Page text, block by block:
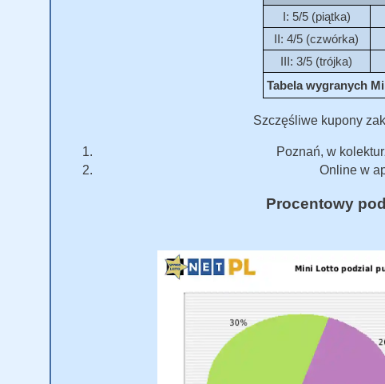
I: 5/5 (piątka)
II: 4/5 (czwórka)
III: 3/5 (trójka)
Tabela wygranych
Szczęśliwe kupony
Poznań, w
Online w
Procentowy